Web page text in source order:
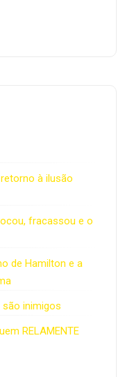
à ilusão
fracassou e o
de Hamilton e a
são inimigos
RELAMENTE